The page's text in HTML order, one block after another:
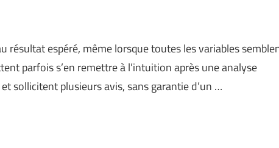
résultat espéré, même lorsque toutes les variables
parfois s’en remettre à l’intuition après une analyse
sollicitent plusieurs avis, sans garantie d’un …